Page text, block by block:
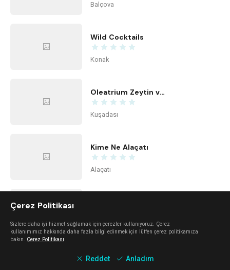
Balçova
Wild Cocktails
Konak
Oleatrium Zeytin ve Zeytinyağı Tarihi Müzesi
Kuşadası
Kime Ne Alaçatı
Alaçatı
Konak
Center Office
Çerez Politikası
Sizlere daha iyi hizmet sağlamak için çerezler kullanıyoruz. Çerez
kullanımımız hakkında daha fazla bilgi edinmek için lütfen çerez politikamıza
bakın. Çerez Politikası
Reddet Anladım